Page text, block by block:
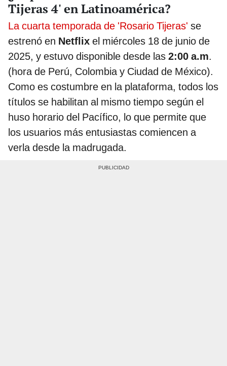
Tijeras 4' en Latinoamérica?
La cuarta temporada de 'Rosario Tijeras' se
estrenó en Netflix el miércoles 18 de junio de
2025, y estuvo disponible desde las 2:00 a.m.
(hora de Perú, Colombia y Ciudad de México).
Como es costumbre en la plataforma, todos los
títulos se habilitan al mismo tiempo según el
huso horario del Pacífico, lo que permite que
los usuarios más entusiastas comiencen a
verla desde la madrugada.